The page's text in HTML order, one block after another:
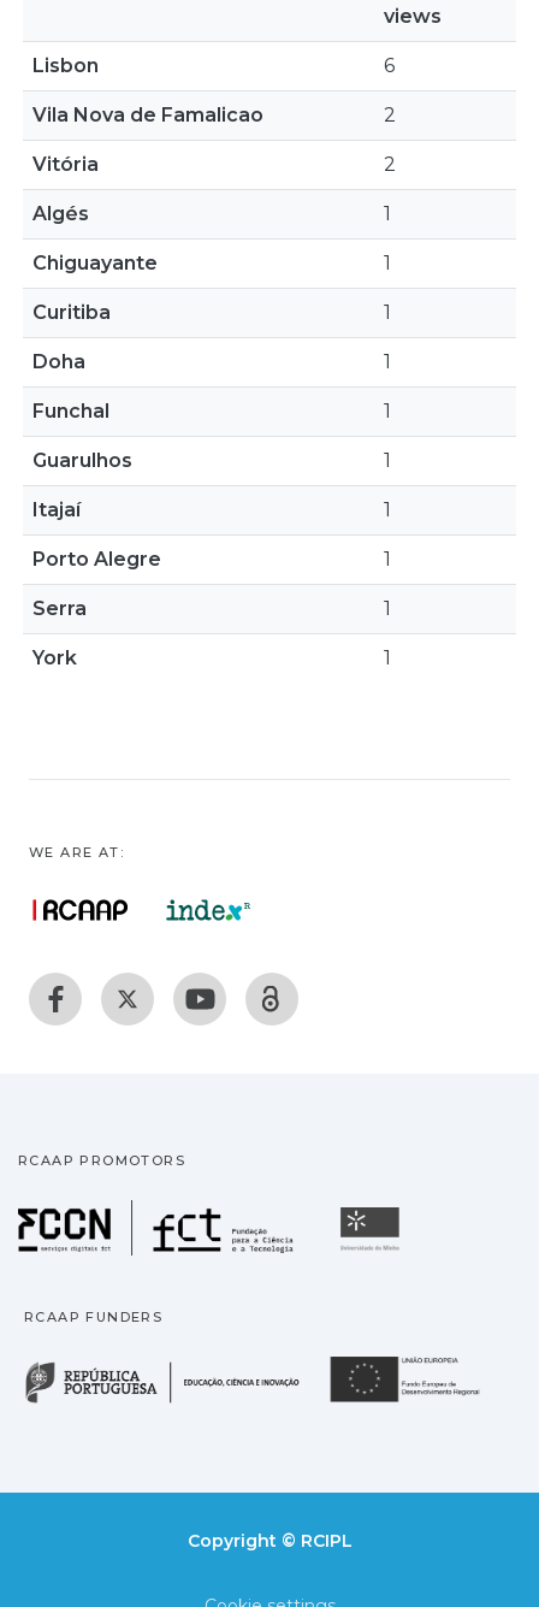
views
Lisbon 6
Vila Nova de Famalicao 2
Vitória 2
Algés 1
Chiguayante 1
Curitiba 1
Doha 1
Funchal 1
Guarulhos 1
Itajaí 1
Porto Alegre 1
Serra 1
York 1
WE ARE AT:
RCAAP PROMOTORS
Fundação para a
RCAAP FUNDERS
República Portuguesa
Copyright © RCIPL